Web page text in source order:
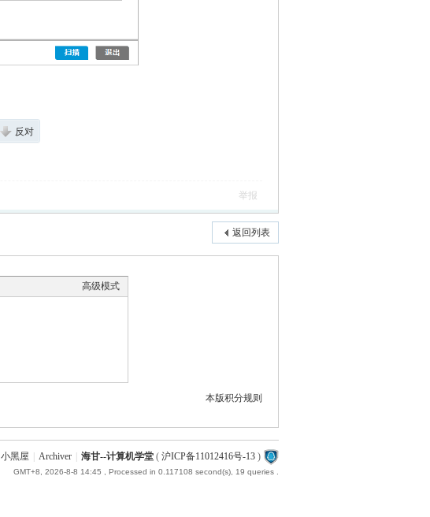
反对
举报
返回列表
高级模式
本版积分规则
小黑屋 Archiver 海甘--计算机学堂 ( 沪ICP备11012416号-13 )
GMT+8, 2026-8-8 14:45 , Processed in 0.117108 second(s), 19 queries .